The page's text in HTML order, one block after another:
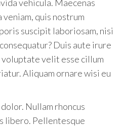
vehicula. Maecenas
quis nostrum
suscipit laboriosam, nisi
Duis aute irure
velit esse cillum
Aliquam ornare wisi eu
Nullam rhoncus
libero. Pellentesque